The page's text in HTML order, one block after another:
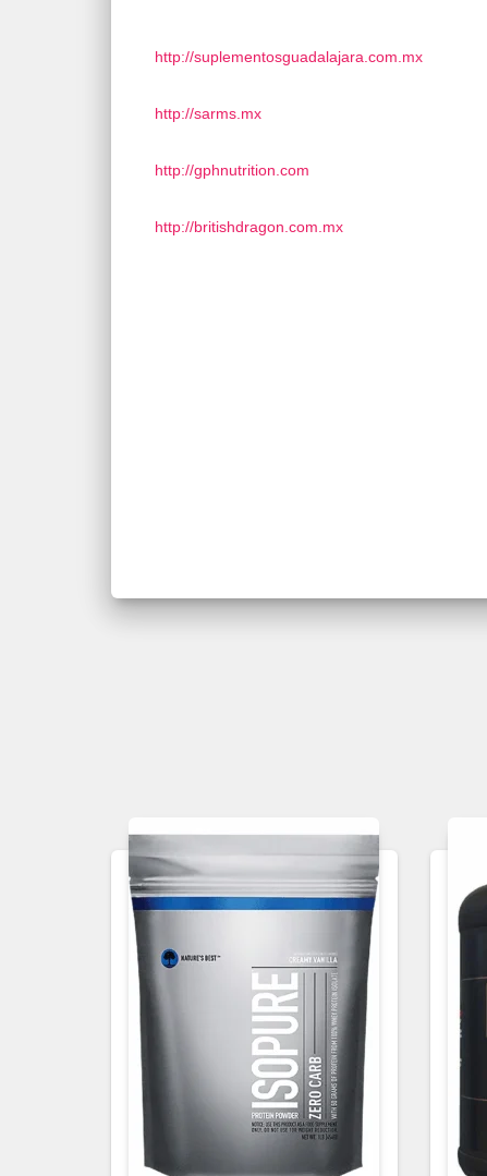
http://suplementosguadalajara.com.mx
http://sarms.mx
http://gphnutrition.com
http://britishdragon.com.mx